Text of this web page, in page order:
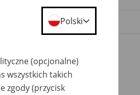
Polski
(opcjonalne)
wszystkich takich
zgody (przycisk